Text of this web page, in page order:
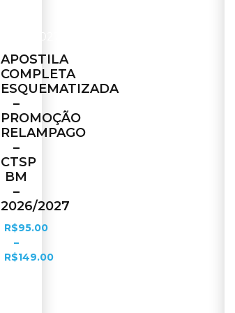
APOSTILA
COMPLETA
ESQUEMATIZADA
–
PROMOÇÃO
RELAMPAGO
–
CTSP
BM
–
2026/2027
R$95.00
–
R$149.00